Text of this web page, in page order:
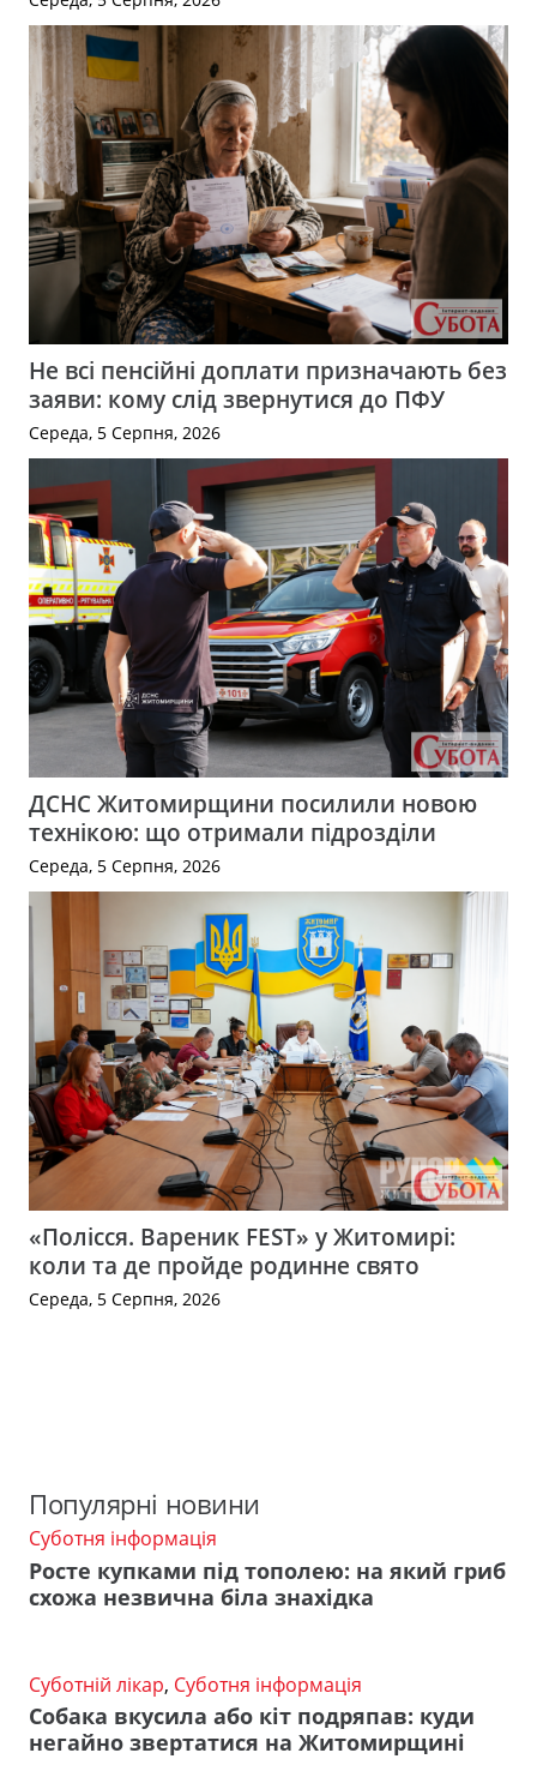
Не всі пенсійні доплати призначають без
заяви: кому слід звернутися до ПФУ
Середа, 5 Серпня, 2026
ДСНС Житомирщини посилили новою
технікою: що отримали підрозділи
Середа, 5 Серпня, 2026
«Полісся. Вареник FEST» у Житомирі:
коли та де пройде родинне свято
Середа, 5 Серпня, 2026
Популярні новини
Суботня інформація
Росте купками під тополею: на який гриб
схожа незвична біла знахідка
Суботній лікар, Суботня інформація
Собака вкусила або кіт подряпав: куди
негайно звертатися на Житомирщині